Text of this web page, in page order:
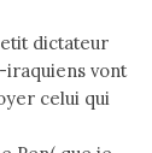
dictateur
iraquiens vont
celui qui